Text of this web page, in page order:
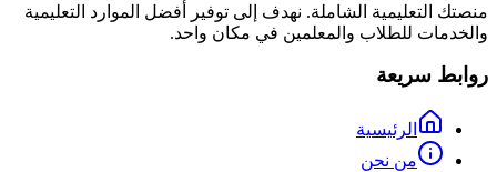
منصتك التعليمية الشاملة. نهدف إلى توفير أفضل الموارد التعليمية
والخدمات للطلاب والمعلمين في مكان واحد.
روابط سريعة
الرئيسية
من نحن